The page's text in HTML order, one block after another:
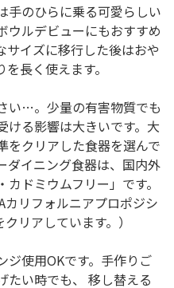
手のひらに乗る可愛らしい
ウルデビューにもおすすめ
サイズに移行した後はおや
長く使えます。
い…。少量の有害物質でも
ける影響は大きいです。大
をクリアした食器を選んで
ダイニング食器は、国内外
ドミウムフリー」です。
カリフォルニアプロポジシ
リアしています。）
ジ使用OKです。手作りご
たい時でも、 移し替える